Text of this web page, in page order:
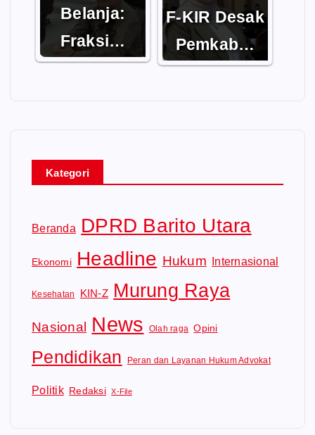
Belanja:
Fraksi…
F-KIR Desak
Pemkab…
Kategori
Beranda DPRD Barito Utara
Ekonomi Headline Hukum Internasional
Kesehatan KIN-Z Murung Raya
Nasional News Olah raga Opini
Pendidikan Peran dan Layanan Hukum Advokat
Politik Redaksi X-File